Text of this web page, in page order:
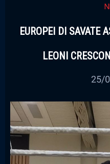
EUROPEI DI SAVATE
LEONI
25/